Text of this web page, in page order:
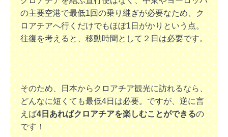
の主要空港で最低1回の乗り継ぎが必要なため、ク
ロアチアへ行くだけでもほぼ1日がかりという点。
往復を考えると、移動時間として２日は必要です。
そのため、日本からクロアチア観光に訪れるなら、
どんなに短くても最低4日は必要。ですが、逆に言
えば4日あればクロアチアを楽しむことができるの
です！